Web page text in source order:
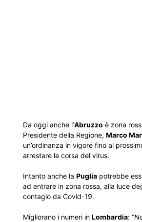
Da oggi anche l’Abruzzo è zona
Presidente della Regione, Marco
un’ordinanza in vigore fino al
arrestare la corsa del virus.
Intanto anche la Puglia potrebbe
ad entrare in zona rossa, alla luce
contagio da Covid-19.
Migliorano i numeri in Lombardia: “